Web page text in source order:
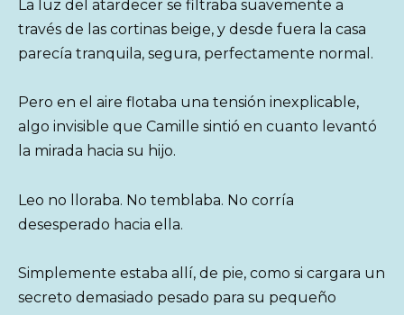
La luz del atardecer se filtraba suavemente a
través de las cortinas beige, y desde fuera la casa
parecía tranquila, segura, perfectamente normal.
Pero en el aire flotaba una tensión inexplicable,
algo invisible que Camille sintió en cuanto levantó
la mirada hacia su hijo.
Leo no lloraba. No temblaba. No corría
desesperado hacia ella.
Simplemente estaba allí, de pie, como si cargara un
secreto demasiado pesado para su pequeño